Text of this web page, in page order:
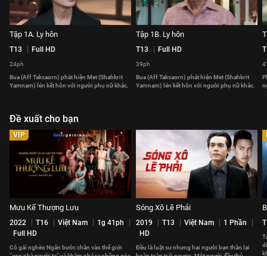
Tập 1A. Ly hôn
T13 Full HD
24ph
Bua (Aff Taksaorn) phát hiện Met (Shahkrit
Yamnam) lén kết hôn với người phụ nữ khác.
Tập 1B. Ly hôn
T13 Full HD
39ph
Bua (Aff Taksaorn) phát hiện Met (Shahkrit
Yamnam) lén kết hôn với người phụ nữ khác.
Đề xuất cho bạn
VIP
Mưu Kế Thượng Lưu
2022 T16 Việt Nam
1g 41ph
Full HD
Cô gái nghèo Ngân bước chân vào thế giới
Sóng Xô Lẽ Phải
2019 T13 Việt Nam
1 Phần
HD
Đều là luật sư nhưng hai người bạn thân lại